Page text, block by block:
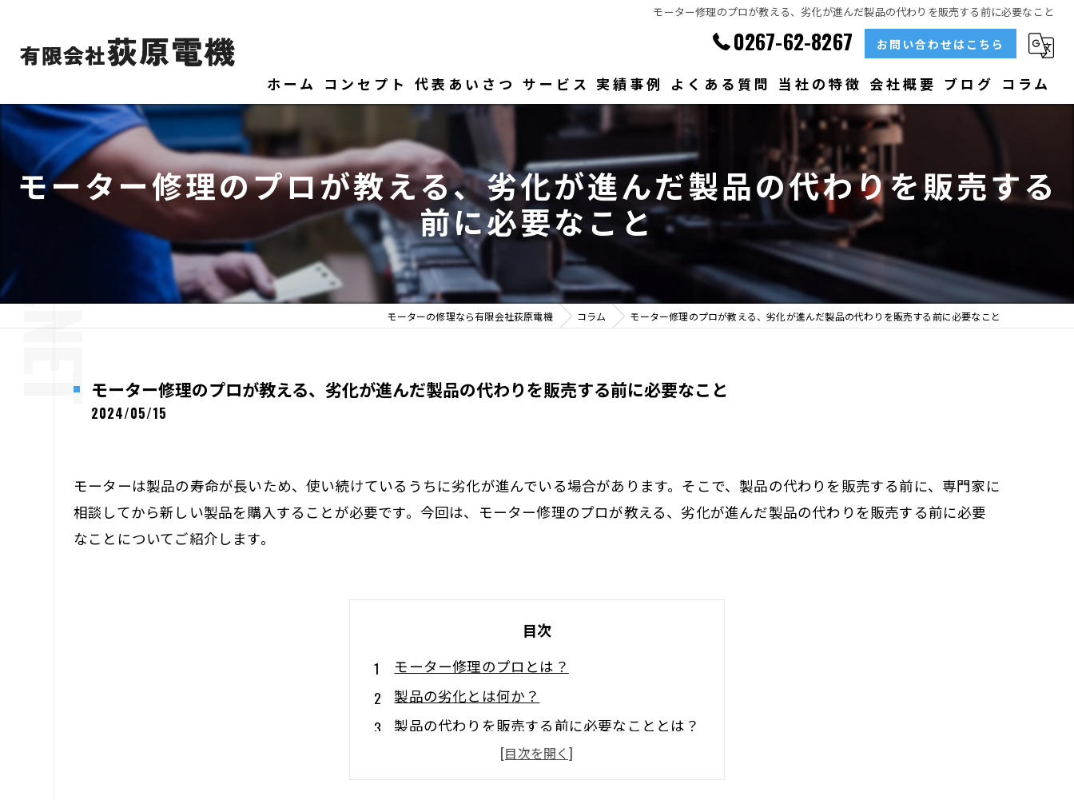
モーター修理のプロが教える、劣化が進んだ製品の代わりを販売する前に必要なこと
0267-62-8267 お問い合わせはこちら
ホーム コンセプト 代表あいさつ サービス 実績事例 よくある質問 当社の特徴
ベアリング
大型
メンテナンス
販売
会社概要 ブログ コラム
モーター修理のプロが教える、劣化が進んだ製品の代わりを販売する
前に必要なこと
モーターの修理なら有限会社荻原電機 コラム モーター修理のプロが教える、劣化が進んだ製品の代わりを販売する前に必要なこと
モーター修理のプロが教える、劣化が進んだ製品の代わりを販売する前に必要なこと
2024/05/15
モーターは製品の寿命が長いため、使い続けているうちに劣化が進んでいる場合があります。そこで、製品の代わりを販売する前に、専門家に
相談してから新しい製品を購入することが必要です。今回は、モーター修理のプロが教える、劣化が進んだ製品の代わりを販売する前に必要
なことについてご紹介します。
目次
モーター修理のプロとは？
製品の劣化とは何か？
製品の代わりを販売する前に必要なこととは？
代替品の選定方法とは？
代替品が正しく選ばれたときのメリット